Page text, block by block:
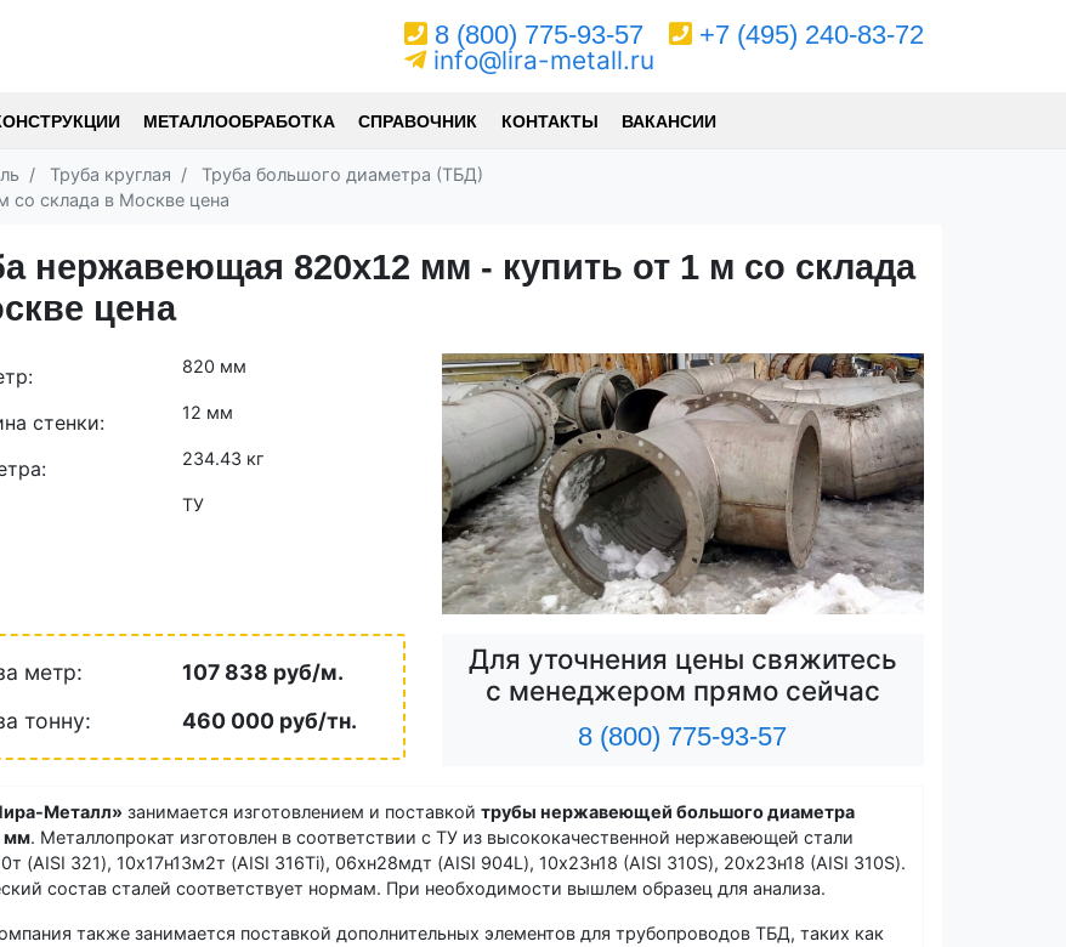
8 (800) 775-93-57
+7 (495) 240-83-72
info@lira-metall.ru
МЕТАЛЛООБРАБОТКА СПРАВОЧНИК КОНТАКТЫ ВАКАНСИИ
Труба круглая
Труба большого диаметра (ТБД)
со склада в Москве цена
нержавеющая 820х12 мм - купить от 1 м со склада
цена
820 мм
стенки: 12 мм
234.43 кг
ТУ
метр:
107 838 руб/м.
тонну:
460 000 руб/тн.
Для уточнения цены свяжитесь
с менеджером прямо сейчас
8 (800) 775-93-57
Металл» занимается изготовлением и поставкой трубы нержавеющей большого диаметра
мм. Металлопрокат изготовлен в соответствии с ТУ из высококачественной нержавеющей стали
(AISI 321), 10х17н13м2т (AISI 316Ti), 06хн28мдт (AISI 904L), 10х23н18 (AISI 310S), 20х23н18 (AISI 310S).
состав сталей соответствует нормам. При необходимости вышлем образец для анализа.
также занимается поставкой дополнительных элементов для трубопроводов ТБД, таких как